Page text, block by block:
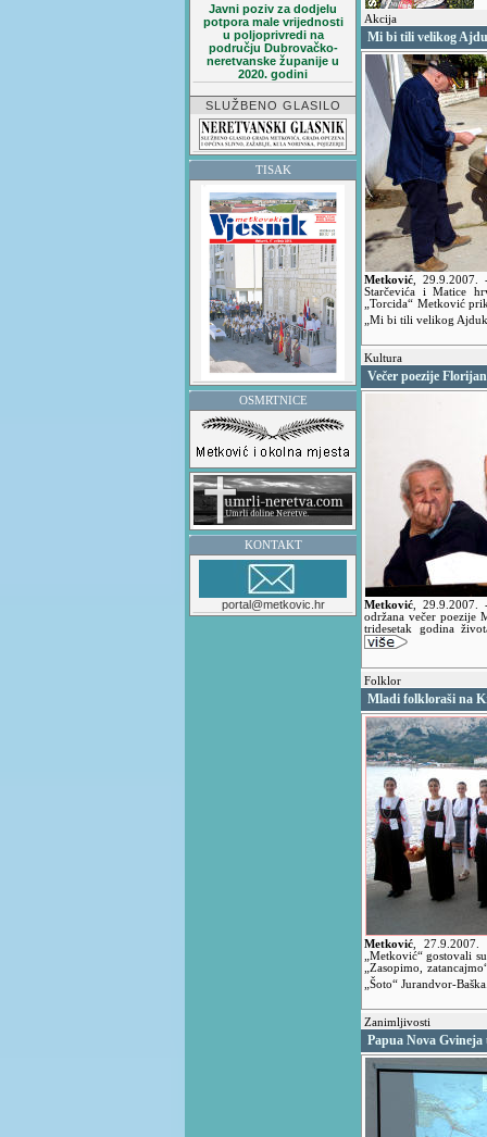
Javni poziv za dodjelu
potpora male vrijednosti
u poljoprivredi na
području Dubrovačko-
neretvanske županije u
2020. godini
SLUŽBENO GLASILO
TISAK
OSMRTNICE
KONTAKT
portal@metkovic.hr
Akcija
Mi bi tili velikog
Metković ,29.9.2007.
Starčevića i Matice
„Torcida“ Metković
„Mi bi tili velikog
Kultura
Večer poezije
Metković ,29.9.2007.
održana večer poezije
tridesetak godina
Folklor
Mladi folkloraši na
Metković
27.9.2007.
„Metković“ gostovali
„Zasopimo,
„Šoto“ Jurandvor-
Zanimljivosti
Papua Nova